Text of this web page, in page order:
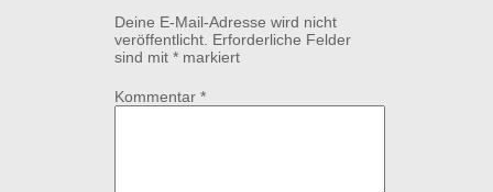
Deine E-Mail-Adresse wird nicht
veröffentlicht. Erforderliche Felder
sind mit * markiert
Kommentar *